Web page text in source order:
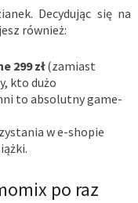
Decydując się na
również:
299 zł(zamiast
kto dużo
to absolutny game-
w e-shopie
po raz